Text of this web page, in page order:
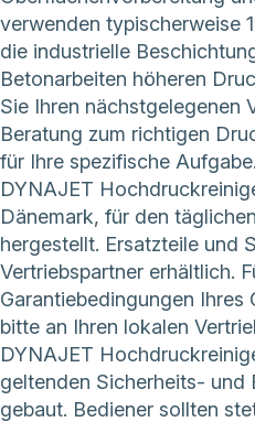
verwenden typischerweise
die industrielle
Betonarbeiten höheren
Sie Ihren nächstgelegenen
Beratung zum richtigen
für Ihre spezifische Aufgabe.
DYNAJET
Dänemark, für den
hergestellt. Ersatzteile und
Vertriebspartner erhältlich.
Garantiebedingungen Ihres
bitte an Ihren lokalen
DYNAJET
geltenden Sicherheits- und
gebaut. Bediener sollten